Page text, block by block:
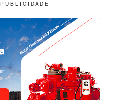
P U B L I C I D A D E